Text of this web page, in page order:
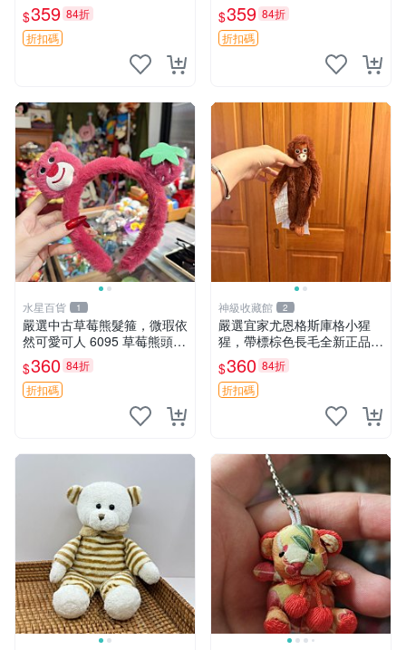
放松好選擇 趴趴熊 鍍鉻鍵匙
扣 萬用掛件
$359 84折
折扣碼
鈴，適合愛心寶寶收藏。實拍
呈現，質地超軟糯。 安撫玩
具 毛絨玩具 奶牛搖鈴
$359 84折
折扣碼
水星百貨 1
嚴選中古草莓熊髮箍，微瑕依
然可愛可人 6095 草莓熊頭飾
中古髮圈 熊寶 寶寶 娃娃熊髮
箍 中古收藏 玩具髮夾
$360 84折
折扣碼
神級收藏館 2
嚴選宜家尤恩格斯庫格小猩
猩，帶標棕色長毛全新正品，
保存極佳。 宜家 尤恩格斯 庫
格小猩猩
$360 84折
折扣碼